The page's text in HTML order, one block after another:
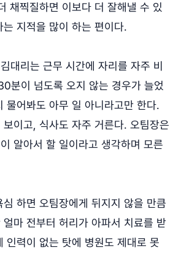
채찍질하면 이보다 더 잘해낼 수 있
지적을 많이 하는 편이다.
대리는 근무 시간에 자리를 자주 비
분이 넘도록 오지 않는 경우가 늘었
물어봐도 아무 일 아니라고만 한다.
이고, 식사도 자주 거른다. 오팀장은
알아서 할 일이라고 생각하며 모른
하면 오팀장에게 뒤지지 않을 만큼
마 전부터 허리가 아파서 치료를 받
인력이 없는 탓에 병원도 제대로 못